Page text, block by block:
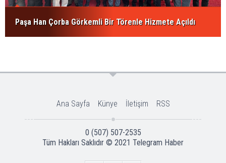
Paşa Han Çorba Görkemli Bir Törenle Hizmete Açıldı
Ana Sayfa Künye İletişim RSS
0 (507) 507-2535
Tüm Hakları Saklıdır © 2021 Telegram Haber